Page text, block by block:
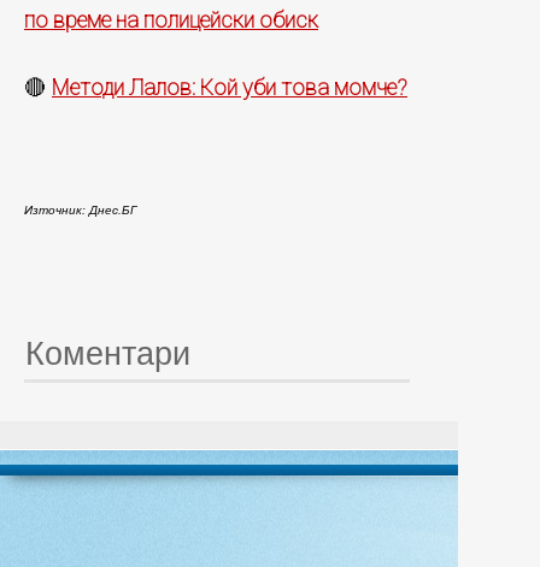
по време на полицейски обиск
🔴 Методи Лалов: Кой уби това момче?
Източник: Днес.БГ
Коментари